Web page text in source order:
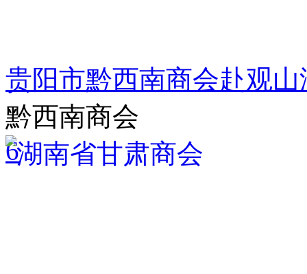
贵阳市黔西南商会赴观
黔西南商会
6